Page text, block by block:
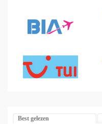
Best gelezen